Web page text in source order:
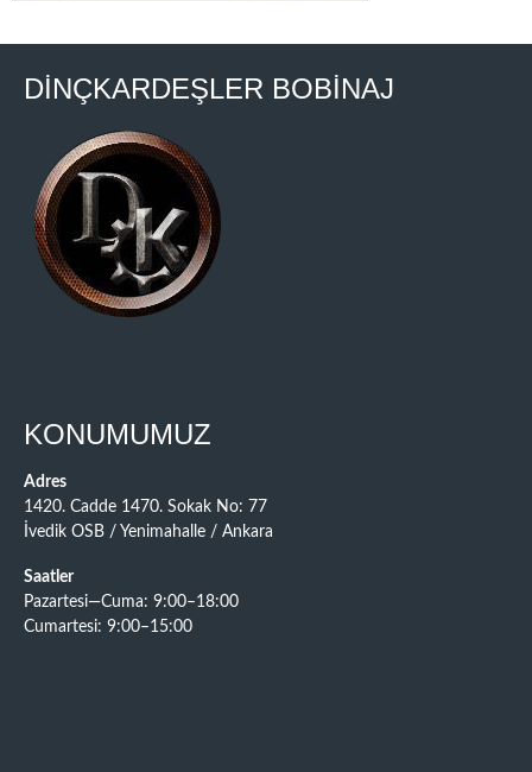
DİNÇKARDEŞLER BOBİNAJ
KONUMUMUZ
Adres
1420. Cadde 1470. Sokak No: 77
İvedik OSB / Yenimahalle / Ankara
Saatler
Pazartesi—Cuma: 9:00–18:00
Cumartesi: 9:00–15:00